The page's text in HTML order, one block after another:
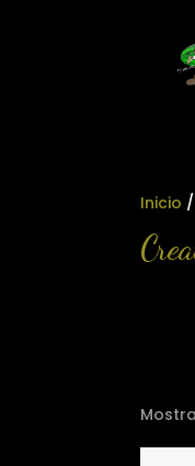
Inicio